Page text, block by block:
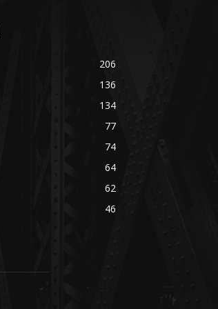
206
136
134
77
74
64
62
46